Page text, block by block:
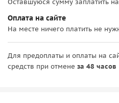
Оплата на сайте
На месте ничего платить не
Для предоплаты и оплаты на
средств при отмене за 48 часов